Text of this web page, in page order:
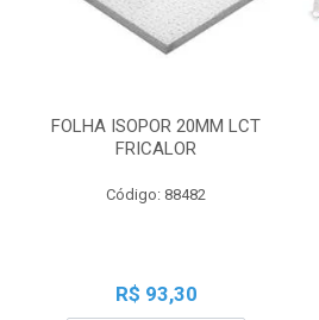
FOLHA ISOPOR 20MM LCT
FRICALOR
Código: 88482
R$ 93,30